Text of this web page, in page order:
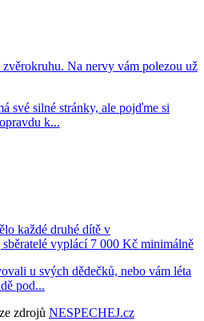
Na nervy vám polezou už
své silné stránky, ale pojďme si
k...
každé druhé dítě v
vyplácí 7 000 Kč minimálně
u svých dědečků, nebo vám léta
pod...
zdrojů NESPECHEJ.cz